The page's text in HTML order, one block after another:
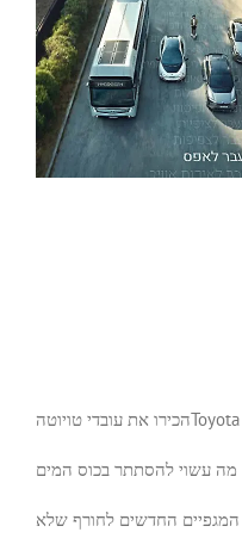
הכירו את עובדי טויוטהToyota